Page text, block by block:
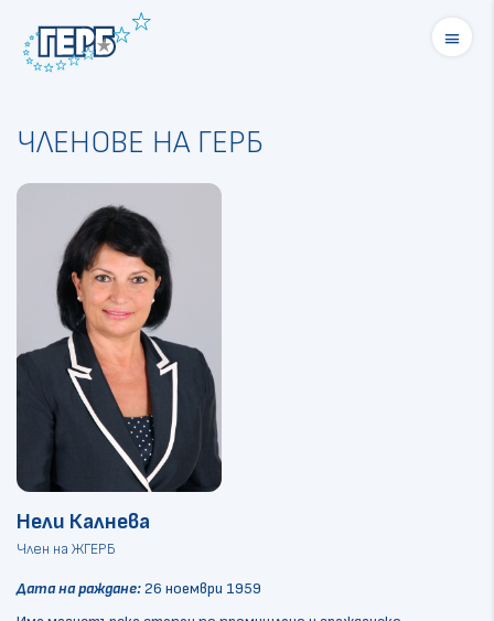
menu
ЧЛЕНОВЕ НА ГЕРБ
Нели Калнева
Член на ЖГЕРБ
Дата на раждане:26 ноември 1959